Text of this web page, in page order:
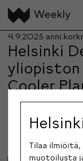
4.9.2025
Helsinki
yliopiston
Cooler
Helsinki Design
Designs for…
Tilaa ilmiöitä,
muotoilusta